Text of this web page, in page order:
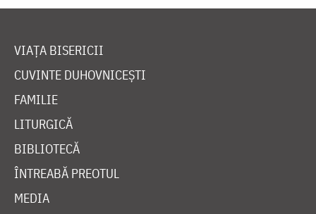
VIAȚA BISERICII
CUVINTE DUHOVNICEȘTI
FAMILIE
LITURGICĂ
BIBLIOTECĂ
ÎNTREABĂ PREOTUL
MEDIA